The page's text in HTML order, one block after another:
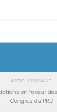
ARTICLE SUIVANT
en faveur
Congrès du PRD